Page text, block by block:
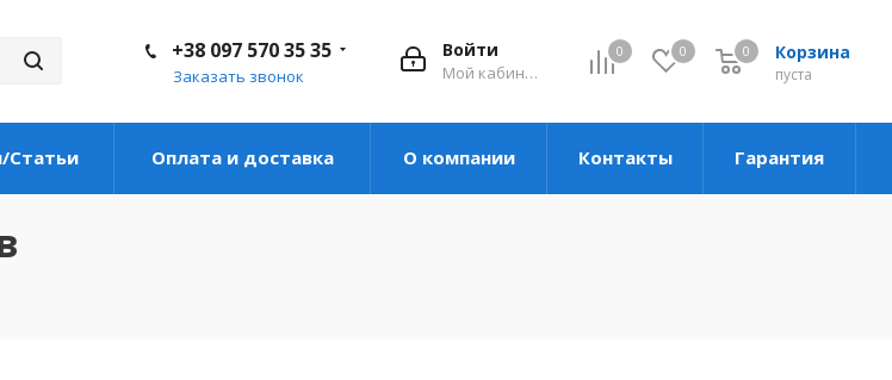
0 0 Корзина
пуста
0
Войти
Мой кабинет
+38 097 570 35 35
Заказать звонок
Статьи Оплата и доставка О компании Контакты Гарантия